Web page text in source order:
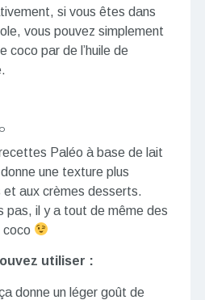
si vous êtes dans
vous pouvez simplement
coco par de l’huile de
Paléo à base de lait
une texture plus
et aux crèmes desserts.
pas, il y a tout de même des
coco
utiliser :
donne un léger goût de